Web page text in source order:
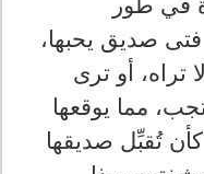
فتى صديق يحبها،
تراه، أو ترى
مما يوقعها
تُقبِّل صديقها